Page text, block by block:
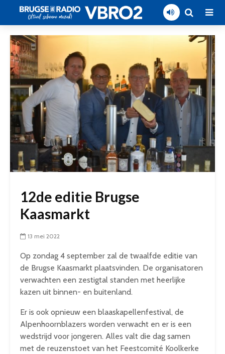
12de editie Brugse
Kaasmarkt
13 mei 2022
Op zondag 4 september zal de twaalfde editie van
de Brugse Kaasmarkt plaatsvinden. De organisatoren
verwachten een zestigtal standen met heerlijke
kazen uit binnen- en buitenland.
Er is ook opnieuw een blaaskapellenfestival, de
Alpenhoornblazers worden verwacht en er is een
wedstrijd voor jongeren. Alles valt die dag samen
met de reuzenstoet van het Feestcomité Koolkerke